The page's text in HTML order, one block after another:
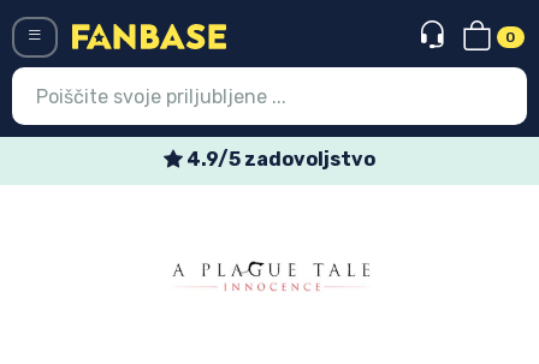
0
4.9/5 zadovoljstvo
Najnovejsi izdelki